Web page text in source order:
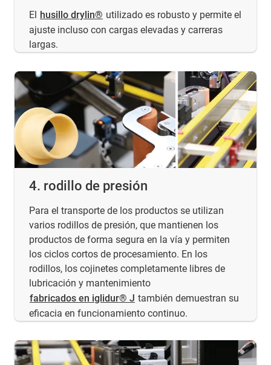
El husillo drylin® utilizado es robusto y permite el
ajuste incluso con cargas elevadas y carreras
largas.
4. rodillo de presión
Para el transporte de los productos se utilizan
varios rodillos de presión, que mantienen los
productos de forma segura en la vía y permiten
los ciclos cortos de procesamiento. En los
rodillos, los cojinetes completamente libres de
lubricación y mantenimiento
fabricados en iglidur® J también demuestran su
eficacia en funcionamiento continuo.